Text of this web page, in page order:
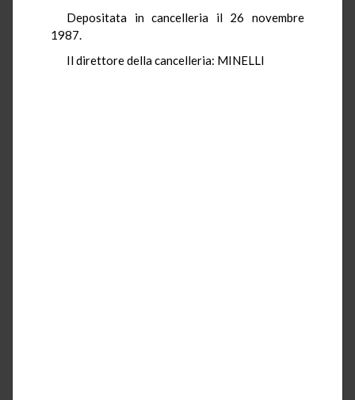
Depositata in cancelleria il 26 novembre
1987.
Il direttore della cancelleria: MINELLI